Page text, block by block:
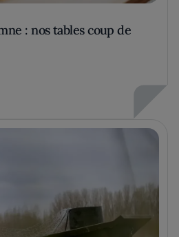
: nos tables coup de